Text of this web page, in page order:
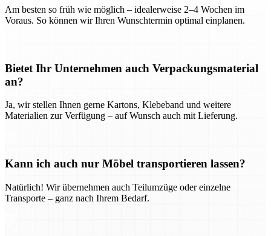
Am besten so früh wie möglich – idealerweise 2–4 Wochen im
Voraus. So können wir Ihren Wunschtermin optimal einplanen.
Bietet Ihr Unternehmen auch Verpackungsmaterial
an?
Ja, wir stellen Ihnen gerne Kartons, Klebeband und weitere
Materialien zur Verfügung – auf Wunsch auch mit Lieferung.
Kann ich auch nur Möbel transportieren lassen?
Natürlich! Wir übernehmen auch Teilumzüge oder einzelne
Transporte – ganz nach Ihrem Bedarf.